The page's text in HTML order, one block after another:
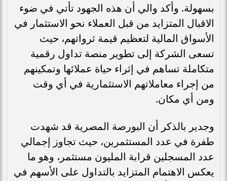
بسهولة. وأكد والي أن هذه الجهود تأتي في ضوء
الاقبال المتزايد من قبل العملاء نحو الاستثمار في
الأسواق المالية لتعظيم قيمة ثرواتهم، حيث
تسعى الشركة إلى تطوير منصة تداول رقمية
متكاملة تساهم في إثراء حياة عملائها وتمكينهم
من إجراء معاملاتهم الاستثمارية في أي وقت
ومن أي مكان.
وجدير بالذكر أن البورصة المصرية قد شهدت
طفرة في عدد المستثمرين، حيث تجاوز إجمالي
عدد المسجلين قرابة المليون مستثمر، وهو ما
يعكس الاهتمام المتزايد بالتداول على الأسهم في